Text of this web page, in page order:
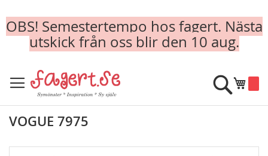
OBS! Semestertempo hos fagert. Nästa
utskick från oss blir den 10 aug.
to
Content
Min
Sök
VOGUE 7975